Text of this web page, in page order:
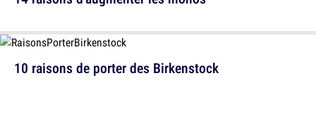
10 raisons de porter des Birkenstock